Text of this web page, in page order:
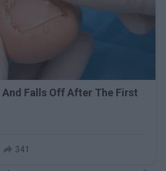
And Falls Off After The First
341